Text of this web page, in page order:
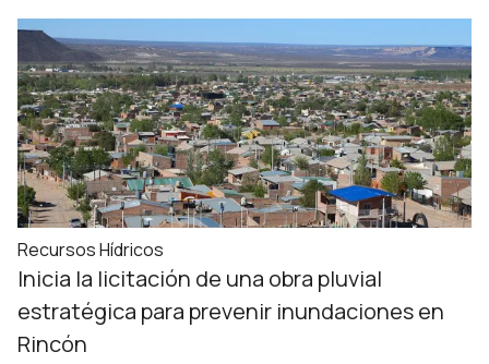
Recursos Hídricos
Inicia la licitación de una obra pluvial
estratégica para prevenir inundaciones en
Rincón